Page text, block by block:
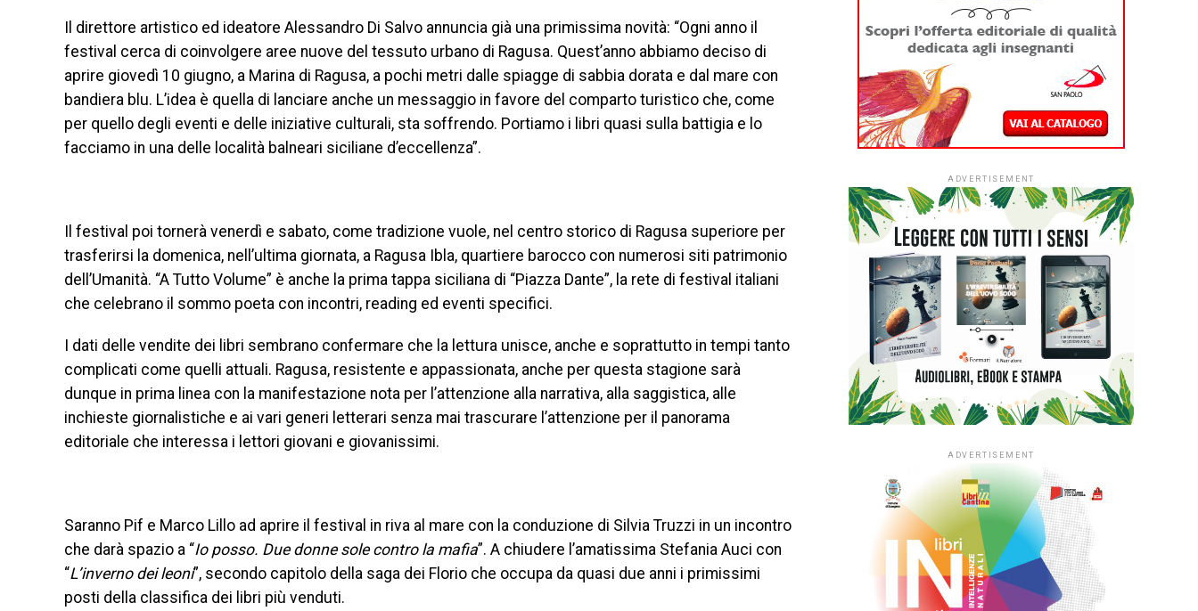
Il direttore artistico ed ideatore Alessandro Di Salvo annuncia già una primissima novità: “Ogni anno il
festival cerca di coinvolgere aree nuove del tessuto urbano di Ragusa. Quest’anno abbiamo deciso di
aprire giovedì 10 giugno, a Marina di Ragusa, a pochi metri dalle spiagge di sabbia dorata e dal mare con
bandiera blu. L’idea è quella di lanciare anche un messaggio in favore del comparto turistico che, come
per quello degli eventi e delle iniziative culturali, sta soffrendo. Portiamo i libri quasi sulla battigia e lo
facciamo in una delle località balneari siciliane d’eccellenza”.
Il festival poi tornerà venerdì e sabato, come tradizione vuole, nel centro storico di Ragusa superiore per
trasferirsi la domenica, nell’ultima giornata, a Ragusa Ibla, quartiere barocco con numerosi siti patrimonio
dell’Umanità. “A Tutto Volume” è anche la prima tappa siciliana di “Piazza Dante”, la rete di festival italiani
che celebrano il sommo poeta con incontri, reading ed eventi specifici.
I dati delle vendite dei libri sembrano confermare che la lettura unisce, anche e soprattutto in tempi tanto
complicati come quelli attuali. Ragusa, resistente e appassionata, anche per questa stagione sarà
dunque in prima linea con la manifestazione nota per l’attenzione alla narrativa, alla saggistica, alle
inchieste giornalistiche e ai vari generi letterari senza mai trascurare l’attenzione per il panorama
editoriale che interessa i lettori giovani e giovanissimi.
Saranno Pif e Marco Lillo ad aprire il festival in riva al mare con la conduzione di Silvia Truzzi in un incontro
che darà spazio a “Io posso. Due donne sole contro la mafia”. A chiudere l’amatissima Stefania Auci con
“L’inverno dei leoni”, secondo capitolo della saga dei Florio che occupa da quasi due anni i primissimi
posti della classifica dei libri più venduti.
ADVERTISEMENT
ADVERTISEMENT